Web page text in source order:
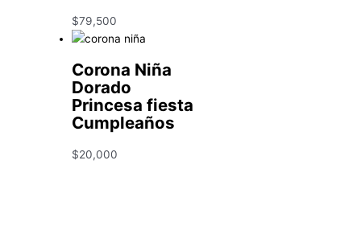
$79,500
Corona Niña
Dorado
Princesa fiesta
Cumpleaños
$20,000